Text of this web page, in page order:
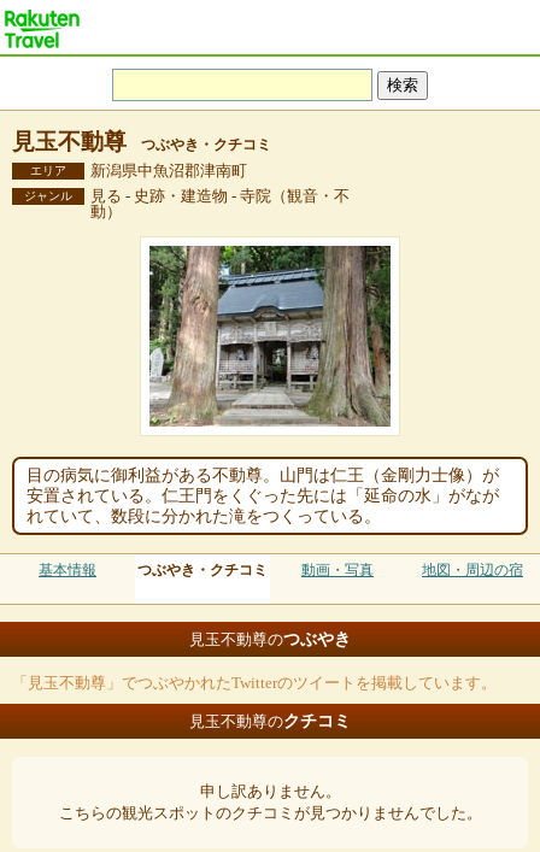
見玉不動尊 つぶやき・クチコミ
エリア 新潟県中魚沼郡津南町
ジャンル
見る - 史跡・建造物 - 寺院（観音・不
動）
目の病気に御利益がある不動尊。山門は仁王（金剛力士像）が
安置されている。仁王門をくぐった先には「延命の水」がなが
れていて、数段に分かれた滝をつくっている。
基本情報 つぶやき・クチコミ 動画・写真 地図・周辺の宿
見玉不動尊のつぶやき
「見玉不動尊」でつぶやかれたTwitterのツイートを掲載しています。
見玉不動尊のクチコミ
申し訳ありません。
こちらの観光スポットのクチコミが見つかりませんでした。